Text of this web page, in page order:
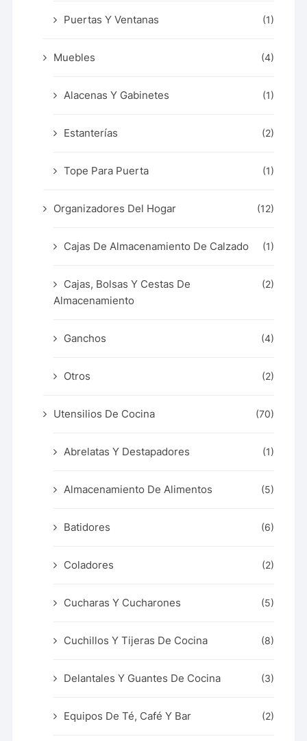
Puertas Y Ventanas (1)
Muebles (4)
Alacenas Y Gabinetes (1)
Estanterías (2)
Tope Para Puerta (1)
Organizadores Del Hogar (12)
Cajas De Almacenamiento De Calzado (1)
Cajas, Bolsas Y Cestas De
Almacenamiento
(2)
Ganchos (4)
Otros (2)
Utensilios De Cocina (70)
Abrelatas Y Destapadores (1)
Almacenamiento De Alimentos (5)
Batidores (6)
Coladores (2)
Cucharas Y Cucharones (5)
Cuchillos Y Tijeras De Cocina (8)
Delantales Y Guantes De Cocina (3)
Equipos De Té, Café Y Bar (2)